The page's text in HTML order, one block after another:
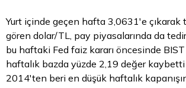
Yurt içinde geçen hafta 3,0631'e çıkarak
gören dolar/TL, pay piyasalarında da
bu haftaki Fed faiz kararı öncesinde
haftalık bazda yüzde 2,19 değer
2014'ten beri en düşük haftalık